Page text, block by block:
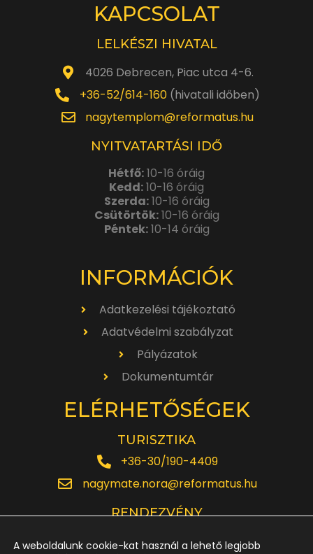
KAPCSOLAT
LELKÉSZI HIVATAL
4026 Debrecen, Piac utca 4-6.
+36-52/614-160(hivatali időben)
nagytemplom@reformatus.hu
NYITVATARTÁSI IDŐ
Hétfő:10-16 óráig
Kedd:10-16 óráig
Szerda:10-16 óráig
Csütörtök:10-16 óráig
Péntek:10-14 óráig
INFORMÁCIÓK
Adatkezelési tájékoztató
Adatvédelmi szabályzat
Pályázatok
Dokumentumtár
ELÉRHETŐSÉGEK
TURISZTIKA
+36-30/190-4409
nagymate.nora@reformatus.hu
RENDEZVÉNY
A weboldalunk cookie-kat használ a lehető legjobb